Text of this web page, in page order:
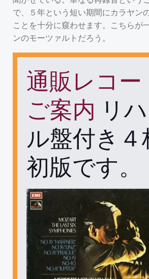
で、５年という短い期間にカラヤン
ことを十分に窺わせます。こちらが
ンのモーツァルトだろう。
通販レコー
ご案内 リ
ル盤付き４
初版です。